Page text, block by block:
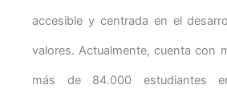
accesible y centrada en el
valores. Actualmente, cuenta con
más de 84.000 estudiantes